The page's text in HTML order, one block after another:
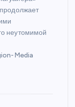
неутомимой
Media